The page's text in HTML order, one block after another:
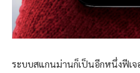
ระบบสแกนม่านก็เป็นอีกหนึ่งฟีเจ